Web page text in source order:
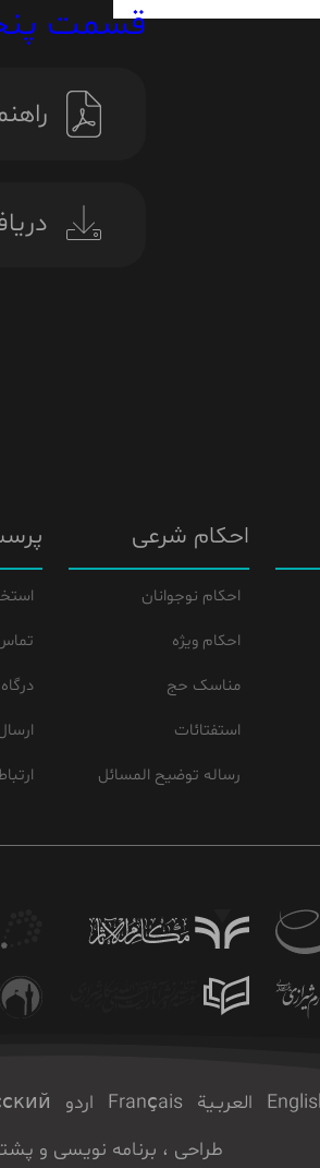
قسمت
احکام شرعی
احکام نوجوانان
احکام ویژه
مناسک حج
استفتائات
رساله توضیح المسائل
العربـیة Français اردو
طراحی ، برنامه نویسی و